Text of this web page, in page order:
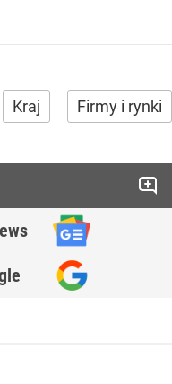
Kraj Firmy i rynki